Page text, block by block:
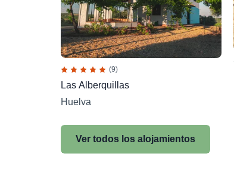
(9)
Las Alberquillas
Huelva
Ver todos los alojamientos